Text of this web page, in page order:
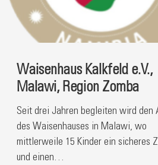
Waisenhaus Kalkfeld e.V.,
Malawi, Region Zomba
Seit drei Jahren begleiten wird den
des Waisenhauses in Malawi, wo
mittlerweile 15 Kinder ein sicheres
und einen…